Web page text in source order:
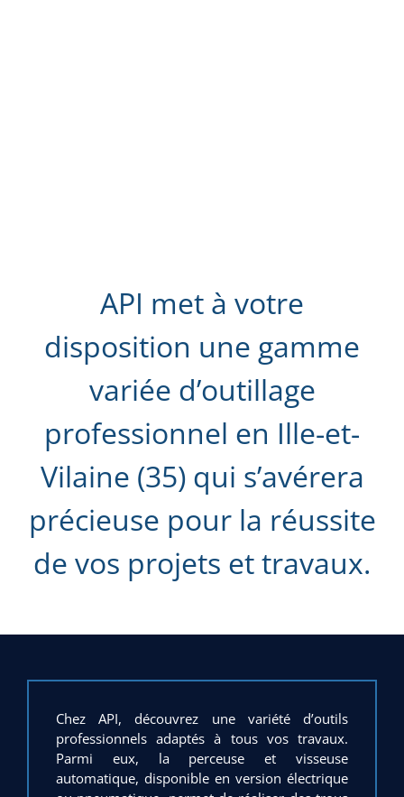
API met à votre
disposition une gamme
variée d’outillage
professionnel en Ille-et-
Vilaine (35) qui s’avérera
précieuse pour la réussite
de vos projets et travaux.
Chez API, découvrez une variété d’outils
professionnels adaptés à tous vos travaux.
Parmi eux, la perceuse et visseuse
automatique, disponible en version électrique